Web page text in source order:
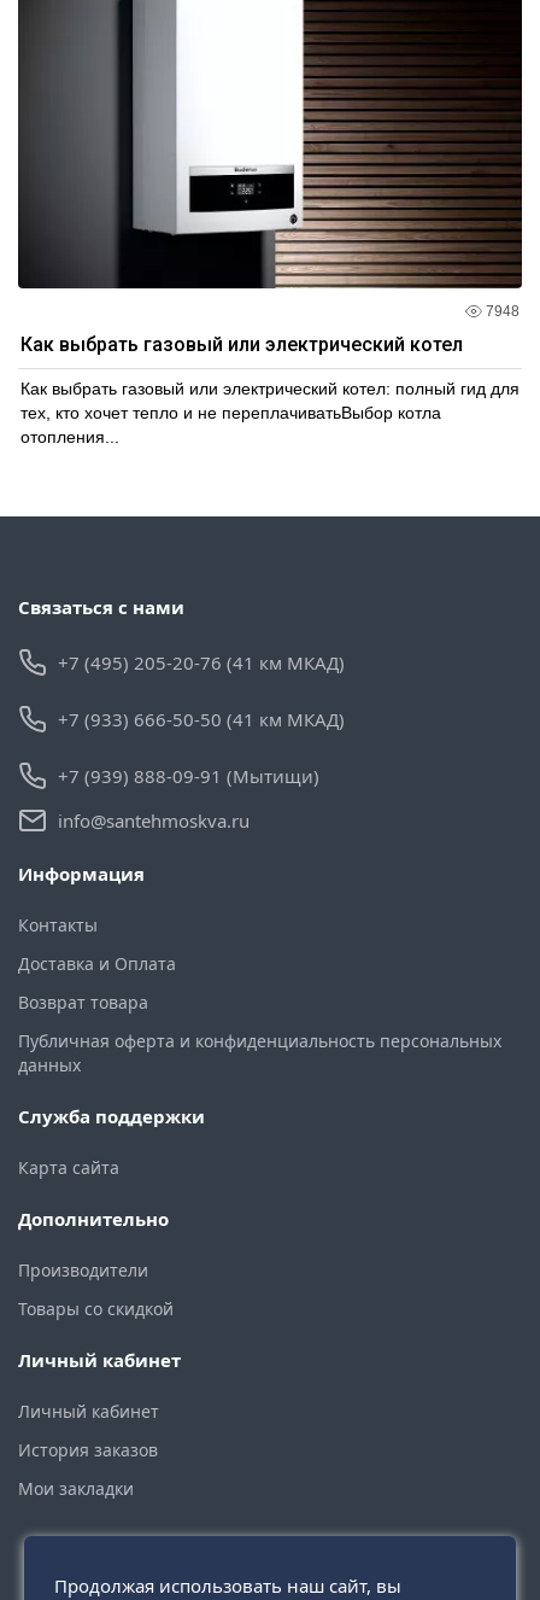
7948
Как выбрать газовый или электрический котел
Как выбрать газовый или электрический котел: полный гид для
тех, кто хочет тепло и не переплачиватьВыбор котла
отопления...
Связаться с нами
+7 (495) 205-20-76 (41 км МКАД)
+7 (933) 666-50-50 (41 км МКАД)
+7 (939) 888-09-91 (Мытищи)
info@santehmoskva.ru
Информация
Контакты
Доставка и Оплата
Возврат товара
Публичная оферта и конфиденциальность персональных
данных
Служба поддержки
Карта сайта
Дополнительно
Производители
Товары со скидкой
Личный кабинет
Личный кабинет
История заказов
Мои закладки
Продолжая использовать наш сайт, вы